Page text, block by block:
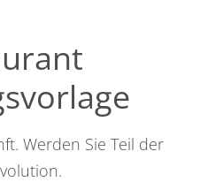
Werden Sie Teil der